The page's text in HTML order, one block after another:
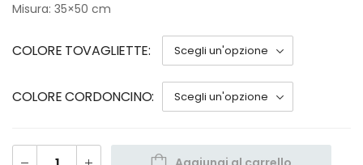
Misura: 35×50 cm
COLORE TOVAGLIETTE
COLORE CORDONCINO